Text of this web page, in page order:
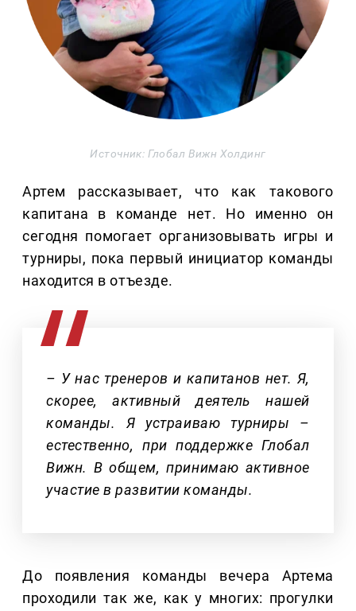
Источник: Глобал Вижн Холдинг
Артем рассказывает, что как такового
капитана в команде нет. Но именно он
сегодня помогает организовывать игры и
турниры, пока первый инициатор команды
находится в отъезде.
– У нас тренеров и капитанов нет. Я,
скорее, активный деятель нашей
команды. Я устраиваю турниры –
естественно, при поддержке Глобал
Вижн. В общем, принимаю активное
участие в развитии команды.
До появления команды вечера Артема
проходили так же, как у многих: прогулки